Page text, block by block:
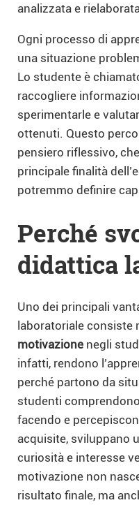
analizzata e
Ogni processo di
una situazione
Lo studente è
raccogliere
sperimentarle e
ottenuti. Questo
pensiero riflessivo,
principale finalità
potremmo definire
Perché
didattica
Uno dei principali
laboratoriale consiste
motivazione negli
infatti, rendono
perché partono da
studenti
facendo e
acquisite, sviluppano
curiosità e interesse
motivazione non
risultato finale, ma